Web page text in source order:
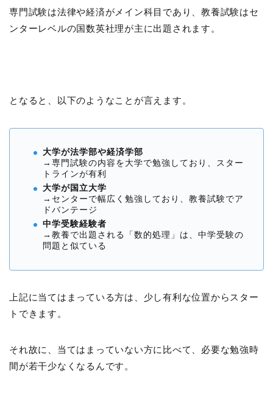
専門試験は法律や経済がメイン科目であり、教養試験はセ
ンターレベルの国数英社理が主に出題されます。
となると、以下のようなことが言えます。
大学が法学部や経済学部
→専門試験の内容を大学で勉強しており、スター
トラインが有利
大学が国立大学
→センターで幅広く勉強しており、教養試験でア
ドバンテージ
中学受験経験者
→教養で出題される「数的処理」は、中学受験の
問題と似ている
上記に当てはまっている方は、少し有利な位置からスター
トできます。
それ故に、当てはまっていない方に比べて、必要な勉強時
間が若干少なくなるんです。